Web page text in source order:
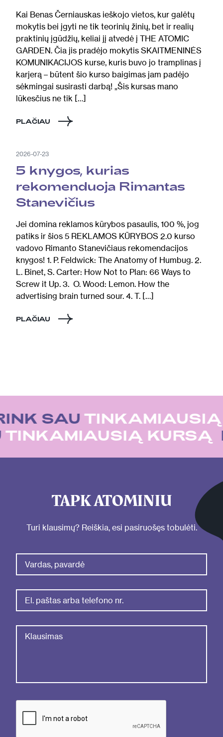
Kai Benas Černiauskas ieškojo vietos, kur galėtų
mokytis bei įgyti ne tik teorinių žinių, bet ir realių
praktinių įgūdžių, keliai jį atvedė į THE ATOMIC
GARDEN. Čia jis pradėjo mokytis SKAITMENINĖS
KOMUNIKACIJOS kurse, kuris buvo jo tramplinas į
karjerą – būtent šio kurso baigimas jam padėjo
sėkmingai susirasti darbą! „Šis kursas mano
lūkesčius ne tik […]
PLAČIAU
2026-07-23
5 knygos, kurias
rekomenduoja Rimantas
Stanevičius
Jei domina reklamos kūrybos pasaulis, 100 %, jog
patiks ir šios 5 REKLAMOS KŪRYBOS 2.0 kurso
vadovo Rimanto Stanevičiaus rekomendacijos
knygos! 1. P. Feldwick: The Anatomy of Humbug. 2.
L. Binet, S. Carter: How Not to Plan: 66 Ways to
Screw it Up. 3. O. Wood: Lemon. How the
advertising brain turned sour. 4. T. […]
PLAČIAU
SAUTINKAMIAUSIĄ
TINKAMIAUSIĄ KURSĄ
TAPK ATOMINIU
Turi klausimų? Reiškia, esi pasiruošęs tobulėti.